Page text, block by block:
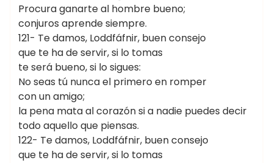
Procura ganarte al hombre bueno;
conjuros aprende siempre.
121- Te damos, Loddfáfnir, buen consejo
que te ha de servir, si lo tomas
te será bueno, si lo sigues:
No seas tú nunca el primero en romper
con un amigo;
la pena mata al corazón si a nadie puedes decir
todo aquello que piensas.
122- Te damos, Loddfáfnir, buen consejo
que te ha de servir, si lo tomas